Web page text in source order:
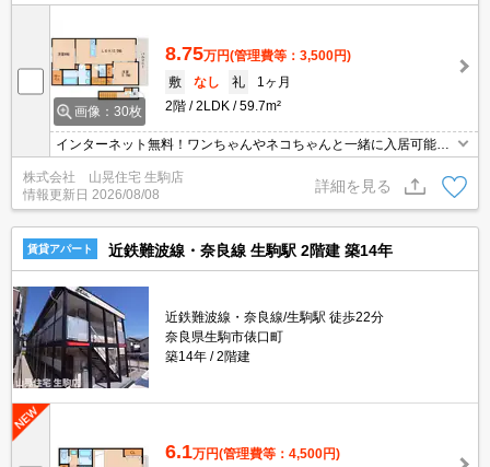
画像：30枚
8.75万円(管理費等：3,500円)
敷
なし 礼
1ヶ月
2階
2LDK 59.7m²
インターネット無料！ワンちゃんやネコちゃんと一緒に入居可能！
インターネットも無料で使い放題。エアコンや照明も付いているの
でお引越しもラクラク。収納がタップリあってお部屋がスッキリ。
一坪タイプのお風呂でのんびり。お料理好きな方におススメのシス
テムキッチンも魅力。
株式会社 山晃住宅 生駒店
情報更新日 2026/08/08
詳細を見る
賃貸アパート 近鉄難波線・奈良線 生駒駅 2階建 築14年
近鉄難波線・奈良線/生駒駅 徒歩22分
奈良県生駒市俵口町
築14年
2階建
6.1万円(管理費等：4,500円)